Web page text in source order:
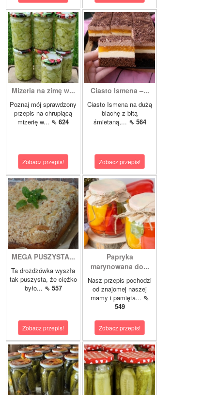
Mizeria na zimę w...
Poznaj mój sprawdzony
przepis na chrupiącą
mizerię w... ⇖ 624
Zobacz przepis!
Ciasto Ismena –...
Ciasto Ismena na dużą
blachę z bitą
śmietaną,... ⇖ 564
Zobacz przepis!
MEGA PUSZYSTA...
Ta drożdżówka wyszła
tak puszysta, że ciężko
było... ⇖ 557
Zobacz przepis!
Papryka
marynowana do...
Nasz przepis pochodzi
od znajomej naszej
mamy i pamięta... ⇖
549
Zobacz przepis!